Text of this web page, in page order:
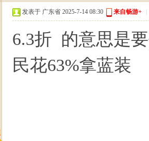
发表于 广东省 2025-7-14 08:30 来自畅游+
6.3折 的意思是
民花63%拿蓝装